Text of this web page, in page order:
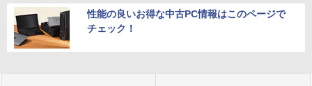
性能の良いお得な中古PC情報はこのページで
チェック！